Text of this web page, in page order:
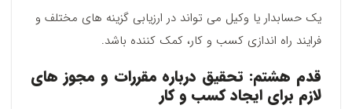
یک حسابدار یا وکیل می تواند در ارزیابی گزینه های مختلف و
فرایند راه اندازی کسب و کار، کمک کننده باشد.
قدم هشتم: تحقیق درباره مقررات و مجوز های
لازم برای ایجاد کسب و کار